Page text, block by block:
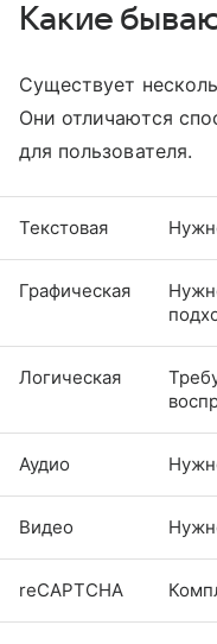
Какие
Существует
Они отличаются
для пользователя.
Текстовая
Графическая
Логическая
Аудио
Видео
reCAPTCHA